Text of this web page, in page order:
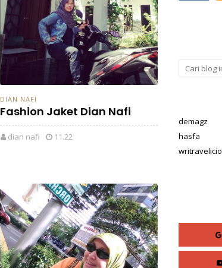
DIAN NAFI
Fashion Jaket Dian Nafi
dian nafi 11.22
demagz
hasfa